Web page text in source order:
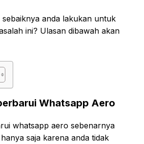
anda lakukan untuk
ini? Ulasan dibawah akan
Whatsapp Aero
whatsapp aero sebenarnya
saja karena anda tidak